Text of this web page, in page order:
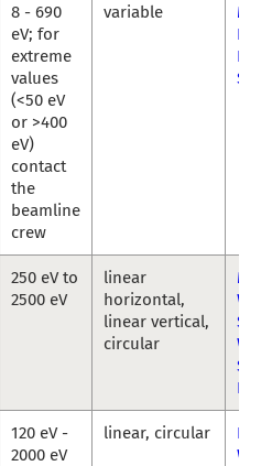
8 - 690
eV; for
extreme
values
(<50 eV
or >400
eV)
contact
the
beamline
crew
variable
250 eV to
2500 eV
linear
horizontal,
linear vertical,
circular
120 eV -
2000 eV
linear, circular